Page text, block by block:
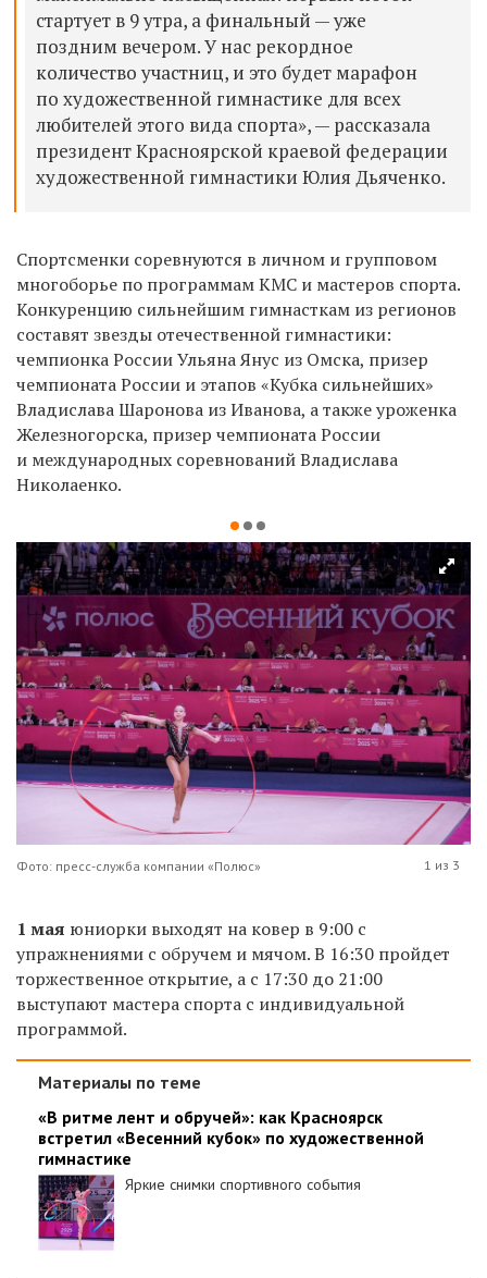
стартует в 9 утра, а финальный — уже
поздним вечером. У нас рекордное
количество участниц, и это будет марафон
по художественной гимнастике для всех
любителей этого вида спорта», — рассказала
президент Красноярской краевой федерации
художественной гимнастики Юлия Дьяченко.
Спортсменки соревнуются в личном и групповом
многоборье по программам КМС и мастеров спорта.
Конкуренцию сильнейшим гимнасткам из регионов
составят звезды отечественной гимнастики:
чемпионка России Ульяна Янус из Омска, призер
чемпионата России и этапов «Кубка сильнейших»
Владислава Шаронова из Иванова, а также уроженка
Железногорска, призер чемпионата России
и международных соревнований Владислава
Николаенко.
Фото: пресс-служба компании «Полюс» 1 из 3
1 мая юниорки выходят на ковер в 9:00 с
упражнениями с обручем и мячом. В 16:30 пройдет
торжественное открытие, а с 17:30 до 21:00
выступают мастера спорта с индивидуальной
программой.
Материалы по теме
«В ритме лент и обручей»: как Красноярск
встретил «Весенний кубок» по художественной
гимнастике
Яркие снимки спортивного события